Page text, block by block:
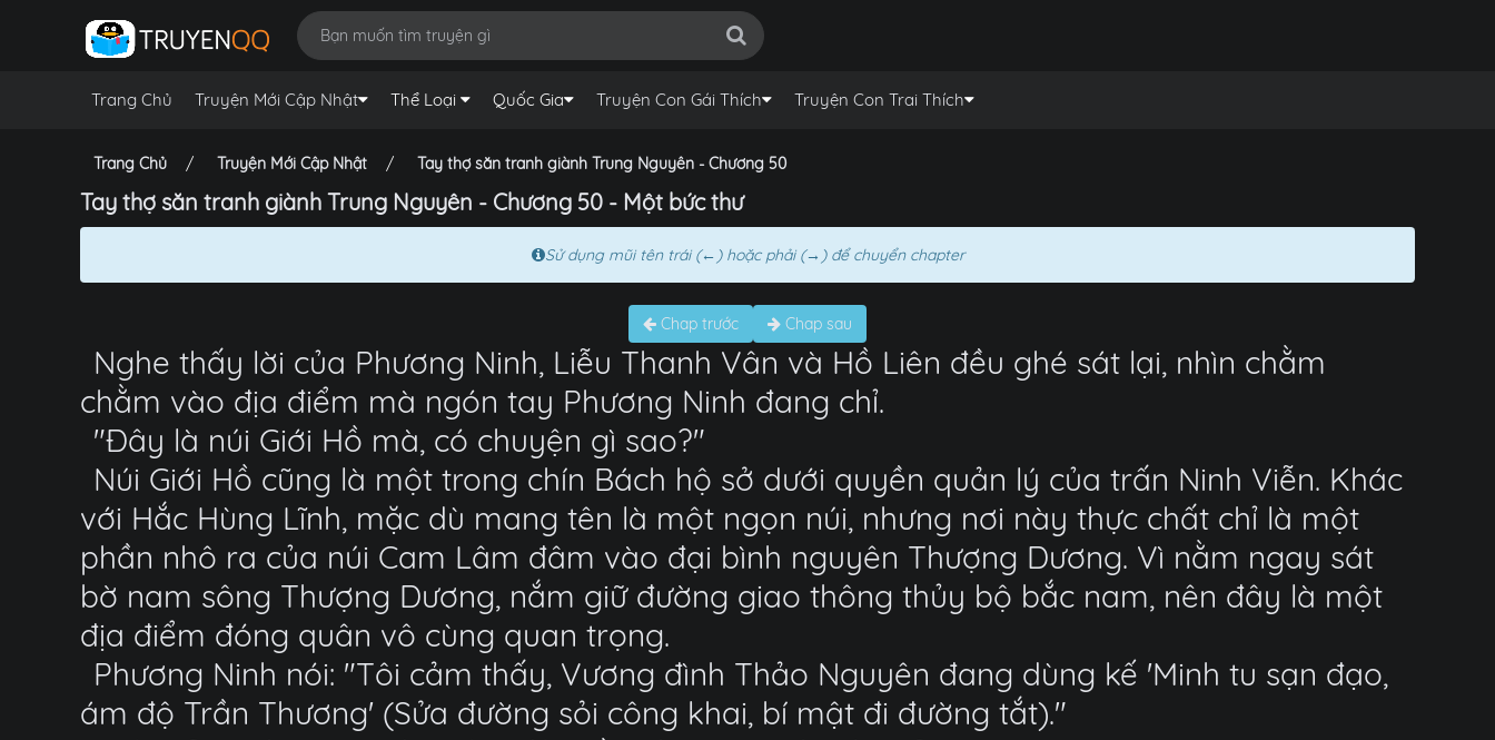
Trang Chủ Truyện Mới Cập Nhật Thể Loại Quốc Gia Truyện Con Gái Thích Truyện Con Trai Thích
Trang Chủ Truyện Mới Cập Nhật Tay thợ săn tranh giành Trung Nguyên - Chương 50
Tay thợ săn tranh giành Trung Nguyên - Chương 50 - Một bức thư
Sử dụng mũi tên trái (←) hoặc phải (→) để chuyển chapter
Chap trước Chap sau
Nghe thấy lời của Phương Ninh, Liễu Thanh Vân và Hồ Liên đều ghé sát lại, nhìn chằm
chằm vào địa điểm mà ngón tay Phương Ninh đang chỉ.
"Đây là núi Giới Hồ mà, có chuyện gì sao?"
Núi Giới Hồ cũng là một trong chín Bách hộ sở dưới quyền quản lý của trấn Ninh Viễn. Khác
với Hắc Hùng Lĩnh, mặc dù mang tên là một ngọn núi, nhưng nơi này thực chất chỉ là một
phần nhô ra của núi Cam Lâm đâm vào đại bình nguyên Thượng Dương. Vì nằm ngay sát
bờ nam sông Thượng Dương, nắm giữ đường giao thông thủy bộ bắc nam, nên đây là một
địa điểm đóng quân vô cùng quan trọng.
Phương Ninh nói: "Tôi cảm thấy, Vương đình Thảo Nguyên đang dùng kế 'Minh tu sạn đạo,
ám độ Trần Thương' (Sửa đường sỏi công khai, bí mật đi đường tắt)."